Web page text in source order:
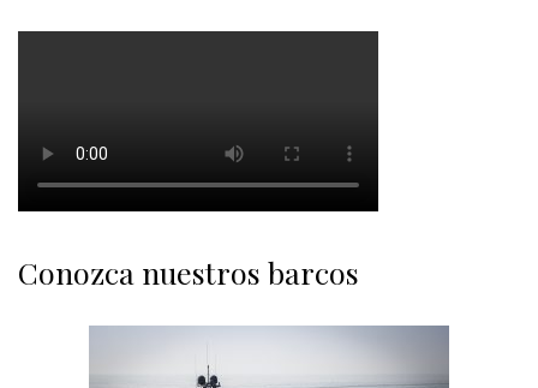
Conozca nuestros barcos